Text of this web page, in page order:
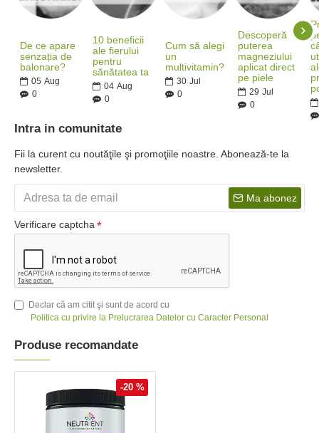
De ce apare
senzația de
balonare?
05 Aug
0
10 beneficii
ale fierului
pentru
sănătatea ta
04 Aug
0
Cum să alegi
un
multivitamin?
30 Jul
0
Descoperă
puterea
magneziului
aplicat direct
pe piele
29 Jul
0
Intra in comunitate
Fii la curent cu noutăţile şi promoţiile noastre. Abonează-te la
newsletter.
Ma abonez
Verificare captcha
Declar că am citit şi sunt de acord cu
Politica cu privire la Prelucrarea Datelor cu Caracter Personal
Produse recomandate
-20 %